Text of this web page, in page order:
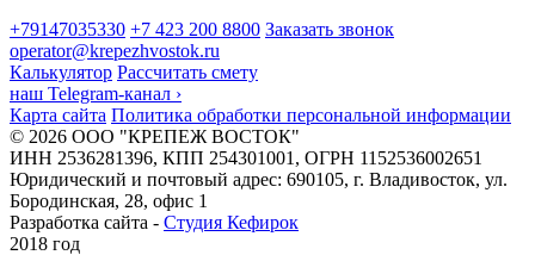
+79147035330 +7 423 200 8800 Заказать звонок
operator@krepezhvostok.ru
Калькулятор Рассчитать смету
наш Telegram-канал ›
Карта сайта Политика обработки персональной информации
© 2026 ООО "КРЕПЕЖ ВОСТОК"
ИНН 2536281396, КПП 254301001, ОГРН 1152536002651
Юридический и почтовый адрес: 690105, г. Владивосток, ул.
Бородинская, 28, офис 1
Разработка сайта - Студия Кефирок
2018 год